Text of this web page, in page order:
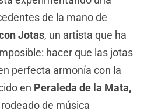
de la mano de
Jotas, un artista que ha
hacer que las jotas
perfecta armonía con la
en Peraleda de la Mata,
de música